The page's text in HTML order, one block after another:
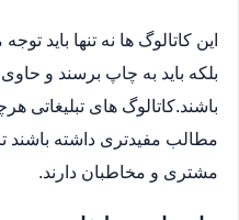
این کاتالوگ ها نه تنها باید
بلکه باید به چاپ برسند و
باشند.کاتالوگ های تبلیغاتی
مطالب مفیدتری داشته باشند
مشتری و مخاطبان دارند.